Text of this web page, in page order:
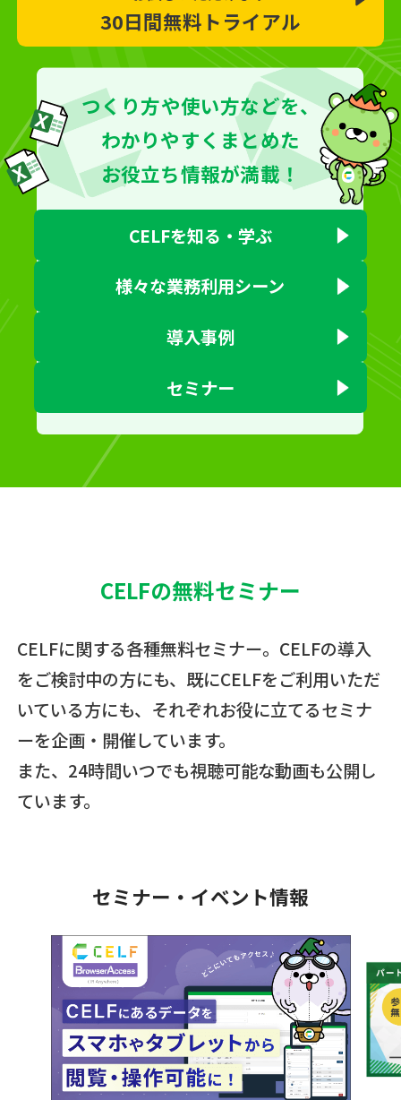
30日間無料トライアル
つくり方や使い方などを、
わかりやすくまとめた
お役立ち情報が満載！
CELFを知る・学ぶ
様々な業務利用シーン
導入事例
セミナー
CELFの無料セミナー
CELFに関する各種無料セミナー。CELFの導入
をご検討中の方にも、 既にCELFをご利用いただ
いている方にも、それぞれお役に立てるセミナ
ーを企画・開催しています。
また、24時間いつでも視聴可能な動画も公開し
ています。
セミナー・イベント情報